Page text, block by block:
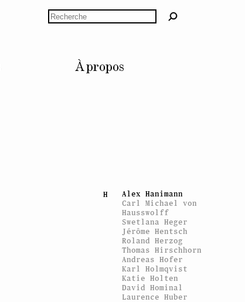
À propos
Céline Duval
F
Nicolas Fernandez
H
Alex Hanimann
Carl Michael von
Hausswolff
Swetlana Heger
Jérôme Hentsch
Roland Herzog
Thomas Hirschhorn
Andreas Hofer
Karl Holmqvist
Katie Holten
David Hominal
Laurence Huber
Rechercher